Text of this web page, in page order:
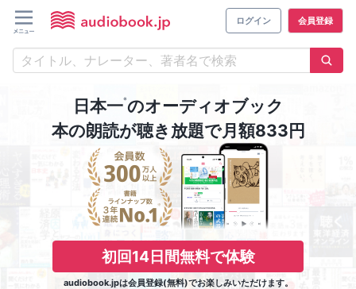
ログイン 会員登録
日本一※のオーディオブック
本の朗読が聴き放題で月額833円
初回14日間無料で体験
audiobook.jpは会員登録(無料)でお楽しみいただけます。